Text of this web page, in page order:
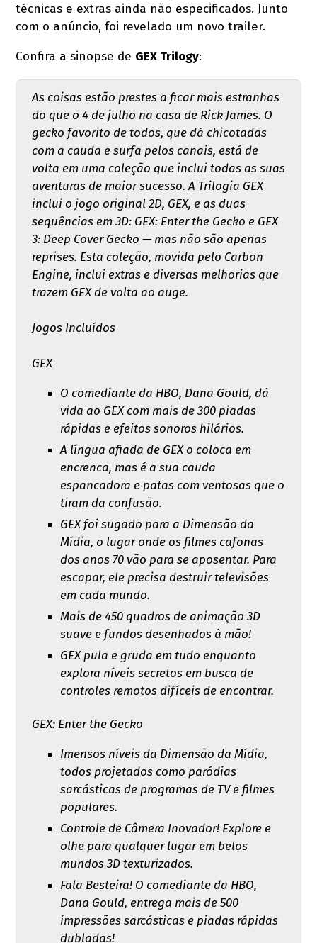
técnicas e extras ainda não especificados. Junto
com o anúncio, foi revelado um novo trailer.
Confira a sinopse de GEX Trilogy:
As coisas estão prestes a ficar mais estranhas
do que o 4 de julho na casa de Rick James. O
gecko favorito de todos, que dá chicotadas
com a cauda e surfa pelos canais, está de
volta em uma coleção que inclui todas as suas
aventuras de maior sucesso. A Trilogia GEX
inclui o jogo original 2D, GEX, e as duas
sequências em 3D: GEX: Enter the Gecko e GEX
3: Deep Cover Gecko — mas não são apenas
reprises. Esta coleção, movida pelo Carbon
Engine, inclui extras e diversas melhorias que
trazem GEX de volta ao auge.
Jogos Incluídos
GEX
O comediante da HBO, Dana Gould, dá
vida ao GEX com mais de 300 piadas
rápidas e efeitos sonoros hilários.
A língua afiada de GEX o coloca em
encrenca, mas é a sua cauda
espancadora e patas com ventosas que o
tiram da confusão.
GEX foi sugado para a Dimensão da
Mídia, o lugar onde os filmes cafonas
dos anos 70 vão para se aposentar. Para
escapar, ele precisa destruir televisões
em cada mundo.
Mais de 450 quadros de animação 3D
suave e fundos desenhados à mão!
GEX pula e gruda em tudo enquanto
explora níveis secretos em busca de
controles remotos difíceis de encontrar.
GEX: Enter the Gecko
Imensos níveis da Dimensão da Mídia,
todos projetados como paródias
sarcásticas de programas de TV e filmes
populares.
Controle de Câmera Inovador! Explore e
olhe para qualquer lugar em belos
mundos 3D texturizados.
Fala Besteira! O comediante da HBO,
Dana Gould, entrega mais de 500
impressões sarcásticas e piadas rápidas
dubladas!